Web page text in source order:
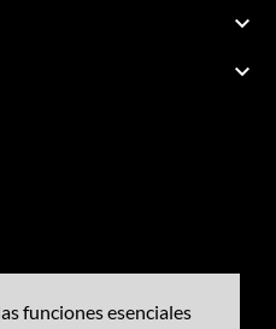
funciones esenciales

